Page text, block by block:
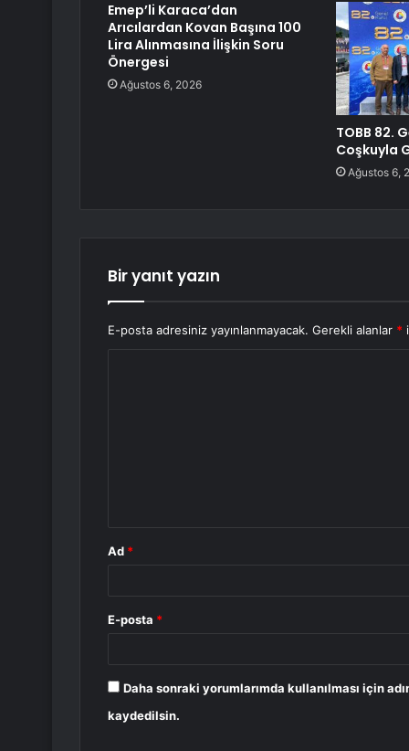
Emep’li Karaca’dan
Arıcılardan Kovan Başına 100
Lira Alınmasına İlişkin Soru
Önergesi
Ağustos 6, 2026
TOBB 82.
Coşkuyla
Ağustos 6,
Bir yanıt yazın
E-posta adresiniz yayınlanmayacak. Gerekli alanlar *
Ad *
E-posta *
Daha sonraki yorumlarımda kullanılması için
kaydedilsin.